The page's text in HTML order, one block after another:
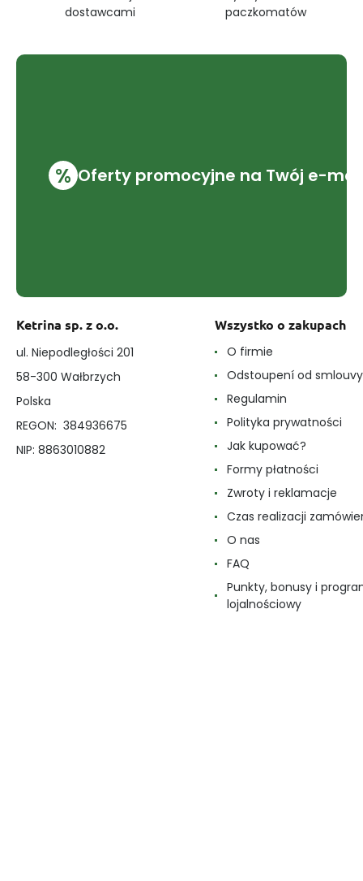
dostawcami
paczkomatów
% Oferty promocyjne na Twój e-mail
Ketrina sp. z o.o.
ul. Niepodległości 201
58-300 Wałbrzych
Polska
REGON: 384936675
NIP: 8863010882
Wszystko o zakupach
O firmie
Odstoupení od smlouvy
Regulamin
Polityka prywatności
Jak kupować?
Formy płatności
Zwroty i reklamacje
Czas realizacji
O nas
FAQ
Punkty, bonusy i
lojalnościowy